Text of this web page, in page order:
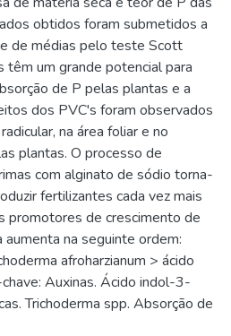
obtidos foram submetidos a
de médias pelo teste Scott
um grande potencial para
de P pelas plantas e a
dos PVC's foram observados
na área foliar e no
plantas. O processo de
com alginato de sódio torna-
fertilizantes cada vez mais
promotores de crescimento de
na seguinte ordem:
afroharzianum > ácido
Auxinas. Ácido indol-3-
Trichoderma spp. Absorção de